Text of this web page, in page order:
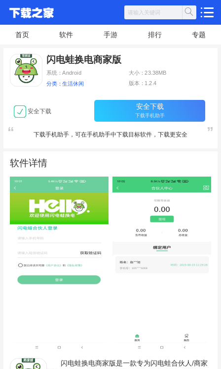
首页 软件 手游 排行 专题
闪电蛙换电商家版
系统：Android 大小：23.38MB
分类：生活休闲 版本：1.2.4
安全下载
安全下载
下载手机助手
下载手机助手，可在手机助手中下载目标软件，下载更安全
软件详情
闪电蛙换电商家版是一款专为闪电蛙合伙人/商家